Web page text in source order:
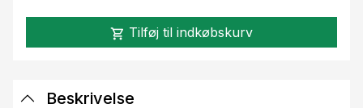
shopping_cart Tilføj til indkøbskurv
Beskrivelse